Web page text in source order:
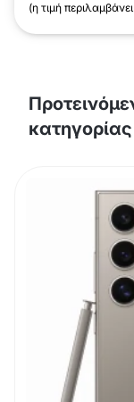
(η τιμή
κατηγορίας